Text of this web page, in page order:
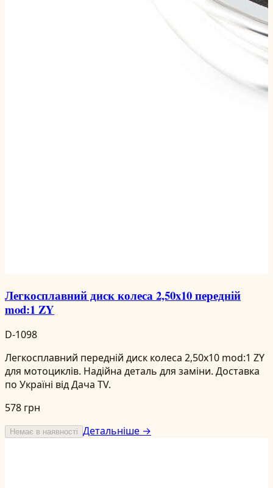
Легкосплавний диск колеса 2,50x10 передній
mod:1 ZY
D-1098
Легкосплавний передній диск колеса 2,50x10 mod:1 ZY
для мотоциклів. Надійна деталь для заміни. Доставка
по Україні від Дача TV.
578 грн
Немає в наявності Детальніше →